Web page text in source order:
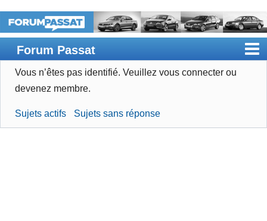
Forum Passat
Accueil
Devenir membre
Vous n’êtes pas identifié. Veuillez vous connecter ou
devenez membre.
Sujets actifs Sujets sans réponse